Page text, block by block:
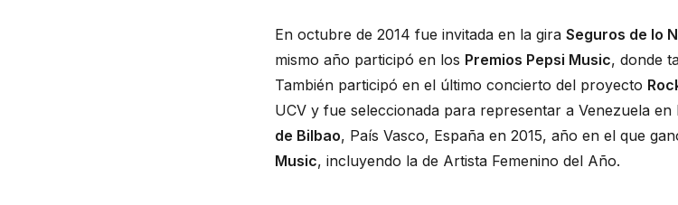
En octubre de 2014 fue invitada en la gira Seguros de lo
mismo año participó en los Premios Pepsi Music, donde
También participó en el último concierto del proyecto
UCV y fue seleccionada para representar a Venezuela en
de Bilbao, País Vasco, España en 2015, año en el que
Music, incluyendo la de Artista Femenino del Año.